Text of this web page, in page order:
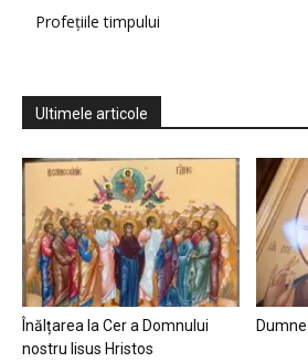
Profețiile timpului
Ultimele articole
Înălțarea la Cer a Domnului
nostru Iisus Hristos